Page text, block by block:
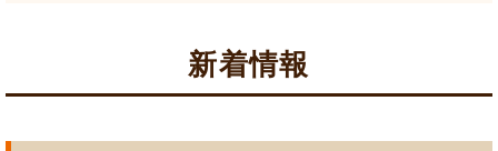
新着情報